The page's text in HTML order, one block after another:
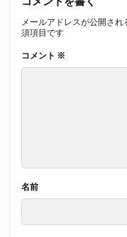
メールアドレスが公開され
須項目です
コメント ※
名前